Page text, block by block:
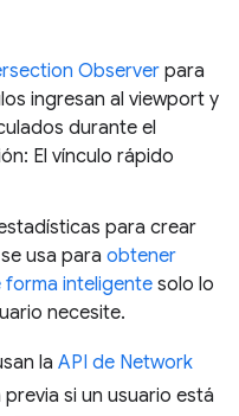
Observerpara
ingresan al viewport y
durante el
El vínculo rápido
para crear
usa para obtener
inteligente solo lo
necesite.
la API de Network
si un usuario está